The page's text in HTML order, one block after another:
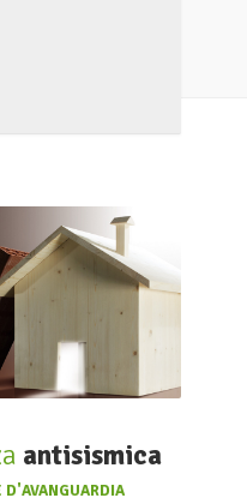
antisismica
D'AVANGUARDIA